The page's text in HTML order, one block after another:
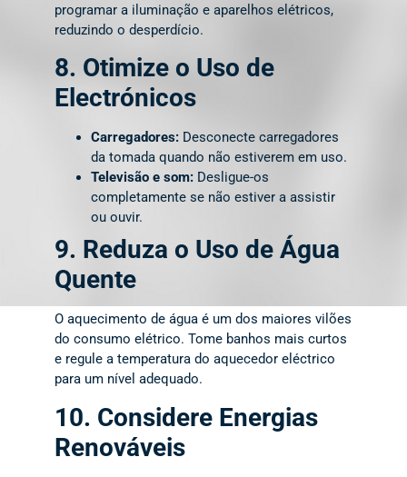
programar a iluminação e aparelhos elétricos,
reduzindo o desperdício.
8. Otimize o Uso de
Electrónicos
Carregadores: Desconecte carregadores
da tomada quando não estiverem em uso.
Televisão e som: Desligue-os
completamente se não estiver a assistir
ou ouvir.
9. Reduza o Uso de Água
Quente
O aquecimento de água é um dos maiores vilões
do consumo elétrico. Tome banhos mais curtos
e regule a temperatura do aquecedor eléctrico
para um nível adequado.
10. Considere Energias
Renováveis